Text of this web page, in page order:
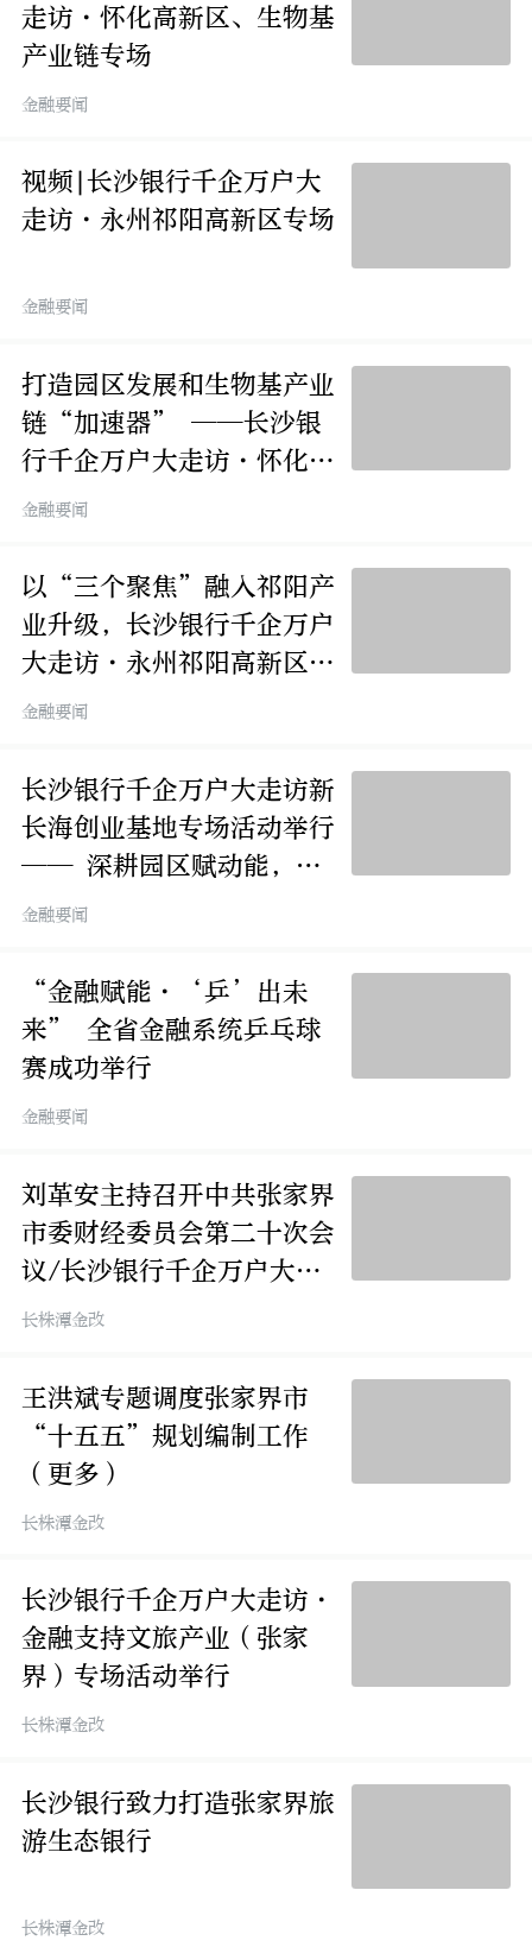
走访·怀化高新区、生物基
产业链专场
金融要闻
视频|长沙银行千企万户大
走访·永州祁阳高新区专场
金融要闻
打造园区发展和生物基产业
链“加速器” ——长沙银
行千企万户大走访·怀化高
新区、生物基产业链专场活
金融要闻
以“三个聚焦”融入祁阳产
业升级，长沙银行千企万户
大走访·永州祁阳高新区专
场举行
金融要闻
长沙银行千企万户大走访新
长海创业基地专场活动举行
—— 深耕园区赋动能，金
融滴灌新长海
金融要闻
“金融赋能·‘乒’出未
来” 全省金融系统乒乓球
赛成功举行
金融要闻
刘革安主持召开中共张家界
市委财经委员会第二十次会
议/长沙银行千企万户大走
访·金融支持文旅产业（张
长株潭金改
王洪斌专题调度张家界市
“十五五”规划编制工作
（更多）
长株潭金改
长沙银行千企万户大走访·
金融支持文旅产业（张家
界）专场活动举行
长株潭金改
长沙银行致力打造张家界旅
游生态银行
长株潭金改